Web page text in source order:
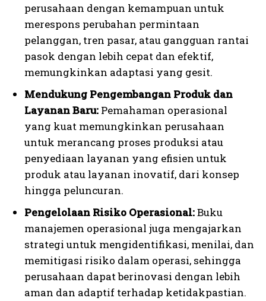
perusahaan dengan kemampuan untuk
merespons perubahan permintaan
pelanggan, tren pasar, atau gangguan rantai
pasok dengan lebih cepat dan efektif,
memungkinkan adaptasi yang gesit.
Mendukung Pengembangan Produk dan
Layanan Baru: Pemahaman operasional
yang kuat memungkinkan perusahaan
untuk merancang proses produksi atau
penyediaan layanan yang efisien untuk
produk atau layanan inovatif, dari konsep
hingga peluncuran.
Pengelolaan Risiko Operasional:Buku
manajemen operasional juga mengajarkan
strategi untuk mengidentifikasi, menilai, dan
memitigasi risiko dalam operasi, sehingga
perusahaan dapat berinovasi dengan lebih
aman dan adaptif terhadap ketidakpastian.